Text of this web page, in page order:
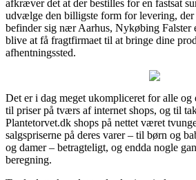
afkræver det at der bestilles for en fastsat
udvælge den billigste form for levering, der
befinder sig nær Aarhus, Nykøbing Falster
blive at få fragtfirmaet til at bringe dine
afhentningssted.
Det er i dag meget ukompliceret for alle og
til priser på tværs af internet shops, og til
Plantetorvet.dk shops på nettet været
salgspriserne på deres varer – til børn og
og damer – betragteligt, og endda nogle
beregning.